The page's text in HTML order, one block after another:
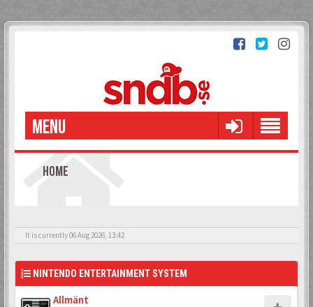
MENU
HOME
It is currently 06 Aug 2026, 13:42
NINTENDO ENTERTAINMENT SYSTEM
Allmänt